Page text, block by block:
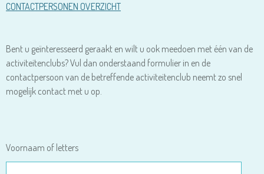
CONTACTPERSONEN OVERZICHT
Bent u geïnteresseerd geraakt en wilt u ook meedoen met één van de
activiteitenclubs? Vul dan onderstaand formulier in en de
contactpersoon van de betreffende activiteitenclub neemt zo snel
mogelijk contact met u op.
Voornaam of letters